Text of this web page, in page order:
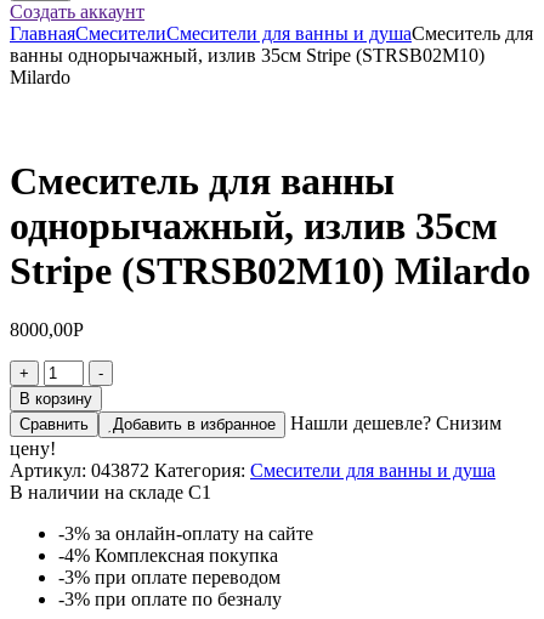
Создать аккаунт
ГлавнаяСмесителиСмесители для ванны и душаСмеситель для
ванны однорычажный, излив 35см Stripe (STRSB02M10)
Milardo
Смеситель для ванны
однорычажный, излив 35см
Stripe (STRSB02M10) Milardo
8000,00Р
+
Количество
товара
Смеситель
для
ванны
однорычажный,
излив
35см
Stripe
(STRSB02M10)
Milardo
-
В корзину
Сравнить
Добавить в избранное
Нашли дешевле? Снизим
цену!
Артикул: 043872 Категория: Смесители для ванны и душа
В наличии на складе С1
-3% за онлайн-оплату на сайте
-4% Комплексная покупка
-3% при оплате переводом
-3% при оплате по безналу